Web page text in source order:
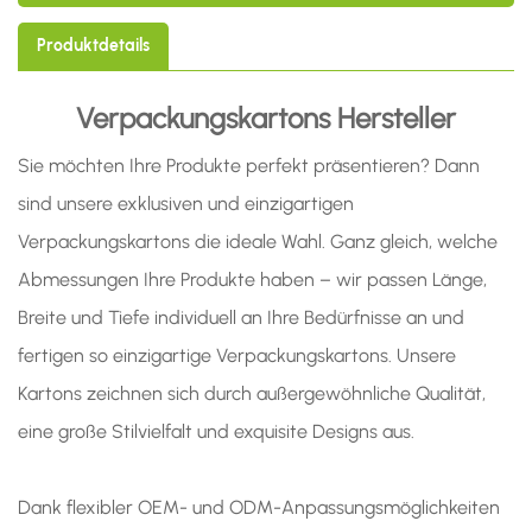
Produktdetails
Verpackungskartons Hersteller
Sie möchten Ihre Produkte perfekt präsentieren? Dann
sind unsere exklusiven und einzigartigen
Verpackungskartons die ideale Wahl. Ganz gleich, welche
Abmessungen Ihre Produkte haben – wir passen Länge,
Breite und Tiefe individuell an Ihre Bedürfnisse an und
fertigen so einzigartige Verpackungskartons. Unsere
Kartons zeichnen sich durch außergewöhnliche Qualität,
eine große Stilvielfalt und exquisite Designs aus.
Dank flexibler OEM- und ODM-Anpassungsmöglichkeiten